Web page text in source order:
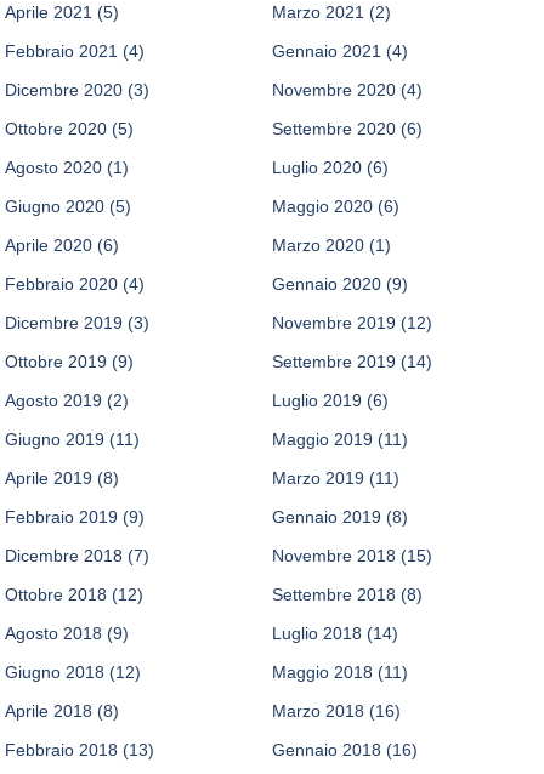
Aprile 2021 (5) Marzo 2021 (2)
Febbraio 2021 (4) Gennaio 2021 (4)
Dicembre 2020 (3) Novembre 2020 (4)
Ottobre 2020 (5) Settembre 2020 (6)
Agosto 2020 (1) Luglio 2020 (6)
Giugno 2020 (5) Maggio 2020 (6)
Aprile 2020 (6) Marzo 2020 (1)
Febbraio 2020 (4) Gennaio 2020 (9)
Dicembre 2019 (3) Novembre 2019 (12)
Ottobre 2019 (9) Settembre 2019 (14)
Agosto 2019 (2) Luglio 2019 (6)
Giugno 2019 (11) Maggio 2019 (11)
Aprile 2019 (8) Marzo 2019 (11)
Febbraio 2019 (9) Gennaio 2019 (8)
Dicembre 2018 (7) Novembre 2018 (15)
Ottobre 2018 (12) Settembre 2018 (8)
Agosto 2018 (9) Luglio 2018 (14)
Giugno 2018 (12) Maggio 2018 (11)
Aprile 2018 (8) Marzo 2018 (16)
Febbraio 2018 (13) Gennaio 2018 (16)